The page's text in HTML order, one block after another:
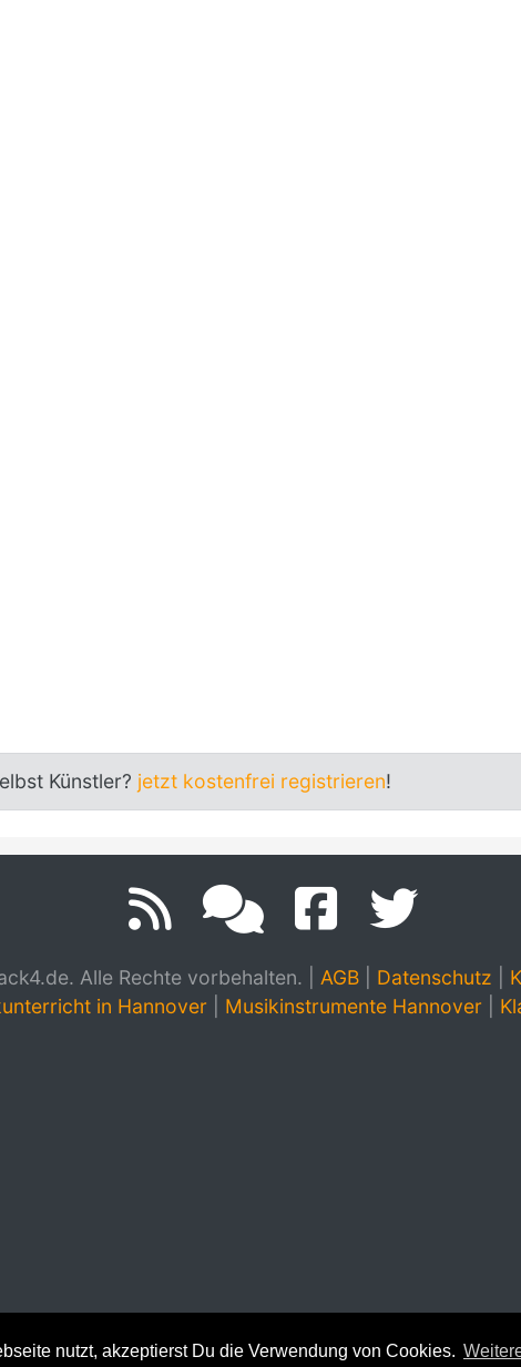
nutzt, akzeptierst Du die Verwendung von Cookies.
Künstler? jetzt kostenfrei registrieren!
Alle Rechte vorbehalten. AGB| Datenschutz
in Hannover Musikinstrumente Hannover